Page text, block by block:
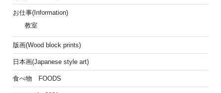
お仕事(Information)
教室
版画(Wood block prints)
日本画(Japanese style art)
食べ物 FOODS